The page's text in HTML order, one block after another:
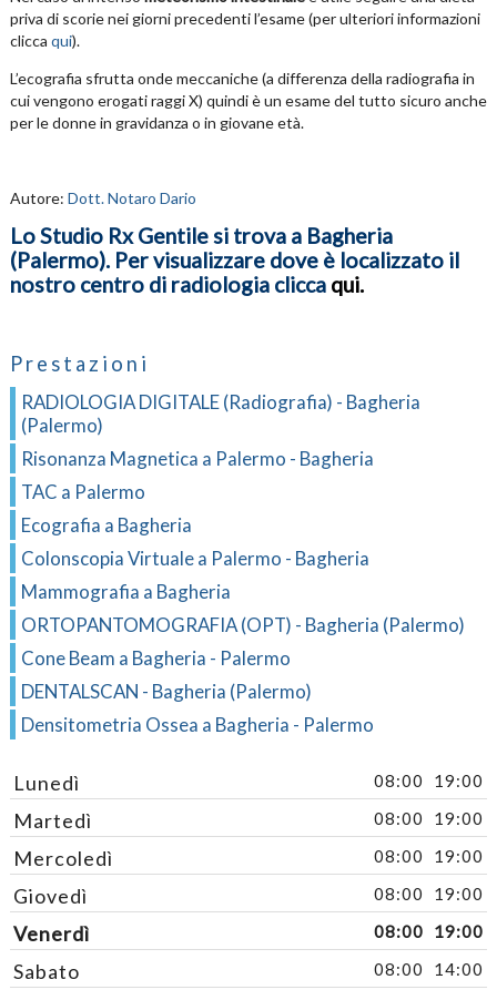
priva di scorie nei giorni precedenti l’esame (per ulteriori informazioni
clicca qui).
L’ecografia sfrutta onde meccaniche (a differenza della radiografia in
cui vengono erogati raggi X) quindi è un esame del tutto sicuro anche
per le donne in gravidanza o in giovane età.
Autore: Dott. Notaro Dario
Lo Studio Rx Gentile si trova a Bagheria
(Palermo). Per visualizzare dove è localizzato il
nostro centro di radiologia clicca qui.
Prestazioni
RADIOLOGIA DIGITALE (Radiografia) - Bagheria
(Palermo)
Risonanza Magnetica a Palermo - Bagheria
TAC a Palermo
Ecografia a Bagheria
Colonscopia Virtuale a Palermo - Bagheria
Mammografia a Bagheria
ORTOPANTOMOGRAFIA (OPT) - Bagheria (Palermo)
Cone Beam a Bagheria - Palermo
DENTALSCAN - Bagheria (Palermo)
Densitometria Ossea a Bagheria - Palermo
Lunedì 08:00 19:00
Martedì 08:00 19:00
Mercoledì 08:00 19:00
Giovedì 08:00 19:00
Venerdì 08:00 19:00
Sabato 08:00 14:00